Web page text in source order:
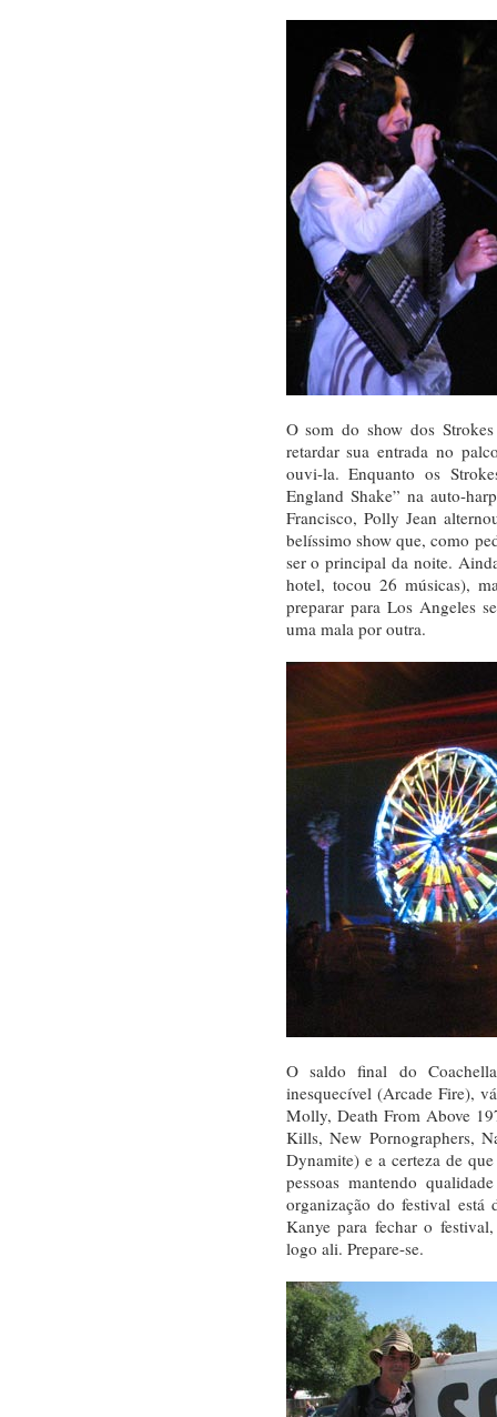
O som do show dos
retardar sua entrada no
ouvi-la. Enquanto os
England Shake” na auto-
Francisco, Polly Jean
belíssimo show que, como
ser o principal da noite.
hotel, tocou 26 músicas),
preparar para Los Angeles
uma mala por outra.
O saldo final do
inesquecível (Arcade Fire),
Molly, Death From Above
Kills, New Pornographers,
Dynamite) e a certeza de
pessoas mantendo
organização do festival está
Kanye para fechar o
logo ali. Prepare-se.